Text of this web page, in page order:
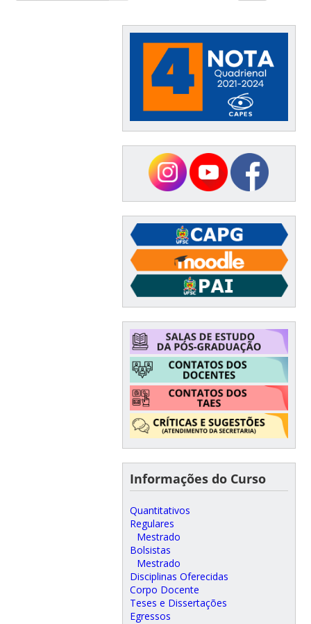
Informações do Curso
Quantitativos
Regulares
Mestrado
Bolsistas
Mestrado
Disciplinas Oferecidas
Corpo Docente
Teses e Dissertações
Egressos